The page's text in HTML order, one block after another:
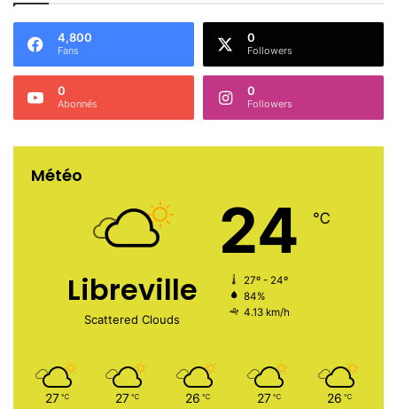
4,800
Fans
0
Followers
0
Abonnés
0
Followers
Météo
Libreville
Scattered Clouds
24 ℃
27º - 24º
84%
4.13 km/h
27 ℃ 27 ℃ 26 ℃ 27 ℃ 26 ℃